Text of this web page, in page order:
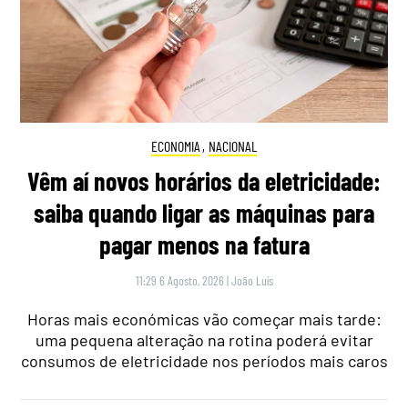
ECONOMIA , NACIONAL
Vêm aí novos horários da eletricidade:
saiba quando ligar as máquinas para
pagar menos na fatura
11:29 6 Agosto, 2026 |João Luís
Horas mais económicas vão começar mais tarde:
uma pequena alteração na rotina poderá evitar
consumos de eletricidade nos períodos mais caros